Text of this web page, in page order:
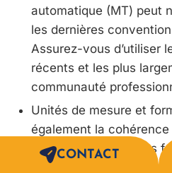
CONTACT
automatique (MT) peut
les dernières
Assurez-vous d’utiliser
récents et les plus
communauté
Unités de mesure et
également la cohérence
unités de mesure, des
devises et des numéros